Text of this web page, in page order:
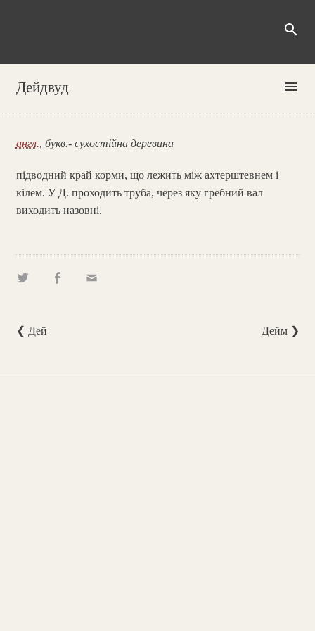
search
Дейдвуд menu
англ. , букв.- сухостійна деревина
підводний край корми, що лежить між ахтерштевнем і
кілем. У Д. проходить труба, через яку гребний вал
виходить назовні.
❮ Дей Дейм ❯